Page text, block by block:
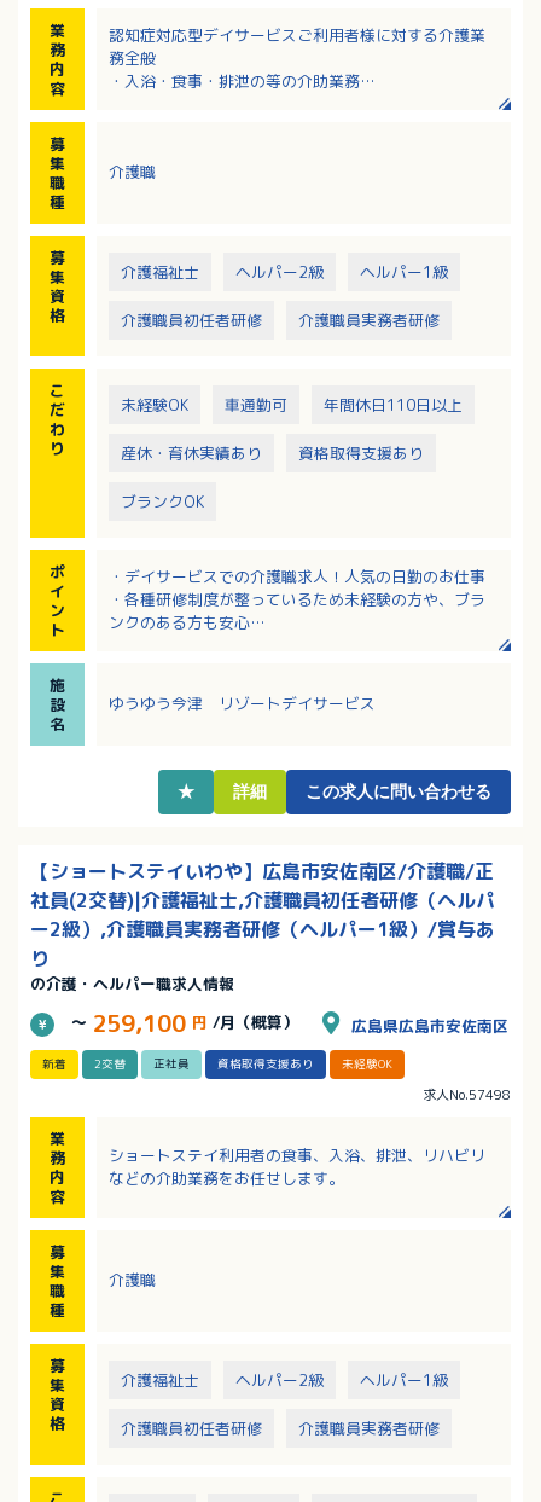
業
務
内
容
認知症対応型デイサービスご利用者様に対する介護業
務全般
・入浴・食事・排泄の等の介助業務
募
集
職
種
介護職
募
集
資
格
介護福祉士 ヘルパー2級 ヘルパー1級
介護職員初任者研修 介護職員実務者研修
こ
だ
わ
り
未経験OK 車通勤可 年間休日110日以上
産休・育休実績あり 資格取得支援あり
ブランクOK
ポ
イ
ン
ト
・デイサービスでの介護職求人！人気の日勤のお仕事
・各種研修制度が整っているため未経験の方や、ブラ
ンクのある方も安心
す
・幅広い世代の方が活躍中
施
設
名
ゆうゆう今津 リゾートデイサービス
★ 詳細 この求人に問い合わせる
【ショートステイいわや】広島市安佐南区/介護職/正
社員(2交替)|介護福祉士,介護職員初任者研修（ヘルパ
ー2級）,介護職員実務者研修（ヘルパー1級）/賞与あ
り
の介護・ヘルパー職求人情報
～ 259,100 円 /月（概算） 広島県広島市安佐南区
新着 2交替 正社員 資格取得支援あり 未経験OK
求人No.57498
業
務
内
容
ショートステイ利用者の食事、入浴、排泄、リハビリ
などの介助業務をお任せします。
募
集
職
種
介護職
募
集
資
格
介護福祉士 ヘルパー2級 ヘルパー1級
介護職員初任者研修 介護職員実務者研修